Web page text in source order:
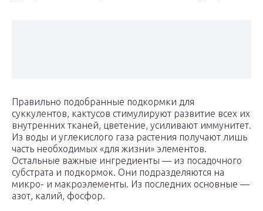
Правильно подобранные подкормки для
суккулентов, кактусов стимулируют развитие всех их
внутренних тканей, цветение, усиливают иммунитет.
Из воды и углекислого газа растения получают лишь
часть необходимых «для жизни» элементов.
Остальные важные ингредиенты — из посадочного
субстрата и подкормок. Они подразделяются на
микро- и макроэлементы. Из последних основные —
азот, калий, фосфор.